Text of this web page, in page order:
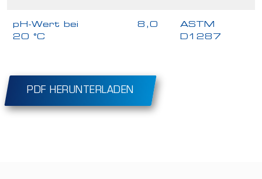
pH-Wert bei
20 °C
8,0
ASTM
D1287
PDF HERUNTERLADEN